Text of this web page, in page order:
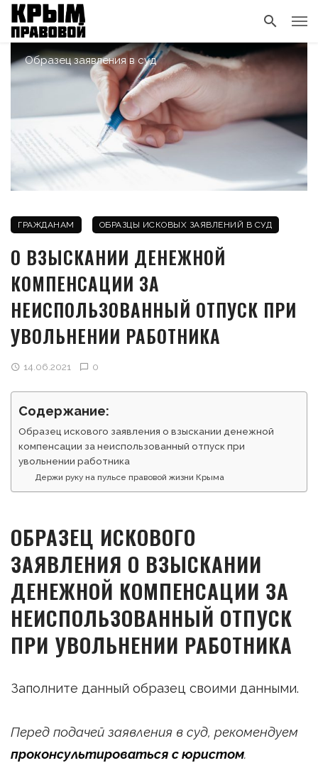
Образец заявления в суд
ГРАЖДАНАМ ОБРАЗЦЫ ИСКОВЫХ ЗАЯВЛЕНИЙ В СУД
О ВЗЫСКАНИИ ДЕНЕЖНОЙ
КОМПЕНСАЦИИ ЗА
НЕИСПОЛЬЗОВАННЫЙ ОТПУСК ПРИ
УВОЛЬНЕНИИ РАБОТНИКА
14.06.2021 0
Содержание:
Образец искового заявления о взыскании денежной
компенсации за неиспользованный отпуск при
увольнении работника
Держи руку на пульсе правовой жизни Крыма
ОБРАЗЕЦ ИСКОВОГО
ЗАЯВЛЕНИЯ О ВЗЫСКАНИИ
ДЕНЕЖНОЙ КОМПЕНСАЦИИ ЗА
НЕИСПОЛЬЗОВАННЫЙ ОТПУСК
ПРИ УВОЛЬНЕНИИ РАБОТНИКА
Заполните данный образец своими данными.
Перед подачей заявления в суд, рекомендуем
проконсультироваться с юристом.